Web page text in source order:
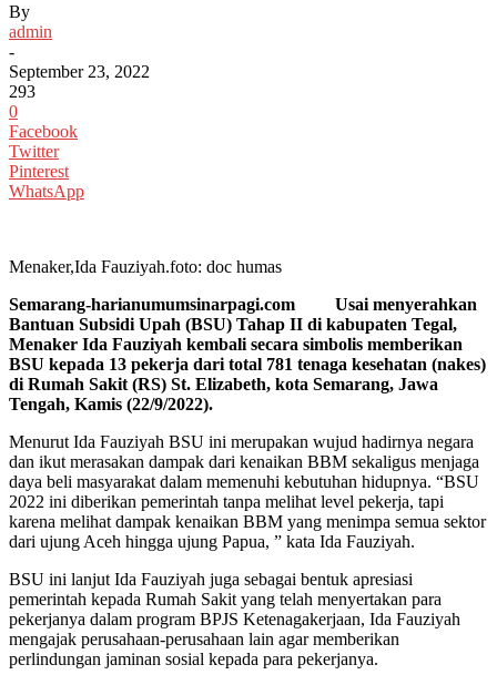
By
admin
-
September 23, 2022
293
0
Facebook
Twitter
Pinterest
WhatsApp
Menaker,Ida Fauziyah.foto: doc humas
Semarang-harianumumsinarpagi.com Usai menyerahkan
Bantuan Subsidi Upah (BSU) Tahap II di kabupaten Tegal,
Menaker Ida Fauziyah kembali secara simbolis memberikan
BSU kepada 13 pekerja dari total 781 tenaga kesehatan (nakes)
di Rumah Sakit (RS) St. Elizabeth, kota Semarang, Jawa
Tengah, Kamis (22/9/2022).
Menurut Ida Fauziyah BSU ini merupakan wujud hadirnya negara
dan ikut merasakan dampak dari kenaikan BBM sekaligus menjaga
daya beli masyarakat dalam memenuhi kebutuhan hidupnya. “BSU
2022 ini diberikan pemerintah tanpa melihat level pekerja, tapi
karena melihat dampak kenaikan BBM yang menimpa semua sektor
dari ujung Aceh hingga ujung Papua, ” kata Ida Fauziyah.
BSU ini lanjut Ida Fauziyah juga sebagai bentuk apresiasi
pemerintah kepada Rumah Sakit yang telah menyertakan para
pekerjanya dalam program BPJS Ketenagakerjaan, Ida Fauziyah
mengajak perusahaan-perusahaan lain agar memberikan
perlindungan jaminan sosial kepada para pekerjanya.